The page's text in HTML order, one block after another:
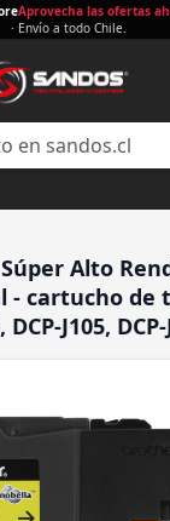
Aprovecha las ofertas
· Envío a todo Chile.
Alto
- cartucho de
J105, DCP-